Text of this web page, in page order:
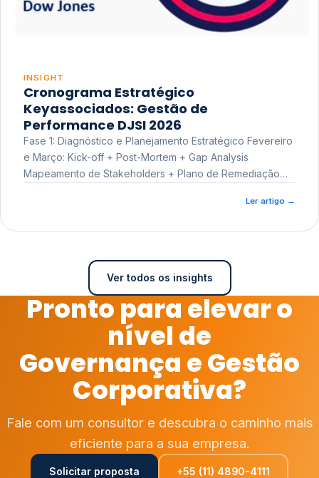
INSIGHT
Cronograma Estratégico
Keyassociados: Gestão de
Performance DJSI 2026
Fase 1: Diagnóstico e Planejamento Estratégico Fevereiro
e Março: Kick-off + Post-Mortem + Gap Analysis
Mapeamento de Stakeholders + Plano de Remediação
Ler artigo →
Ver todos os insights
Pronto para elevar o
nível de
Governança e Gestão
Corporativa?
Fale com um consultor e descubra o caminho mais
eficiente para a sua empresa.
Solicitar proposta +55 (11) 4890-4111